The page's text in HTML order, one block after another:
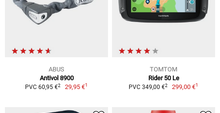
ABUS
Antivol 8900
PVC 60,95 €2 29,95 €1
TOMTOM
Rider 50 Le
PVC 349,00 €2 299,00 €1